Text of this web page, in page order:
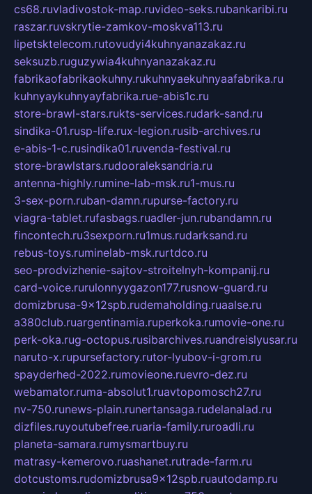
cs68.ruvladivostok-map.ruvideo-seks.rubankaribi.ru
raszar.ruvskrytie-zamkov-moskva113.ru
lipetsktelecom.rutovudyi4kuhnyanazakaz.ru
seksuzb.ruguzywia4kuhnyanazakaz.ru
fabrikaofabrikaokuhny.rukuhnyaekuhnyaafabrika.ru
kuhnyaykuhnyayfabrika.rue-abis1c.ru
store-brawl-stars.rukts-services.rudark-sand.ru
sindika-01.rusp-life.rux-legion.rusib-archives.ru
e-abis-1-c.rusindika01.ruvenda-festival.ru
store-brawlstars.rudooraleksandria.ru
antenna-highly.rumine-lab-msk.ru1-mus.ru
3-sex-porn.ruban-damn.rupurse-factory.ru
viagra-tablet.rufasbags.ruadler-jun.rubandamn.ru
fincontech.ru3sexporn.ru1mus.rudarksand.ru
rebus-toys.ruminelab-msk.rurtdco.ru
seo-prodvizhenie-sajtov-stroitelnyh-kompanij.ru
card-voice.rurulonnyygazon177.rusnow-guard.ru
domizbrusa-9x12spb.rudemaholding.ruaalse.ru
a380club.ruargentinamia.ruperkoka.rumovie-one.ru
perk-oka.rug-octopus.rusibarchives.ruandreislyusar.ru
naruto-x.rupursefactory.rutor-lyubov-i-grom.ru
spayderhed-2022.rumovieone.ruevro-dez.ru
webamator.ruma-absolut1.ruavtopomosch27.ru
nv-750.runews-plain.runertansaga.rudelanalad.ru
dizfiles.ruyoutubefree.ruaria-family.ruroadli.ru
planeta-samara.rumysmartbuy.ru
matrasy-kemerovo.ruashanet.rutrade-farm.ru
dotcustoms.rudomizbrusa9x12spb.ruautodamp.ru